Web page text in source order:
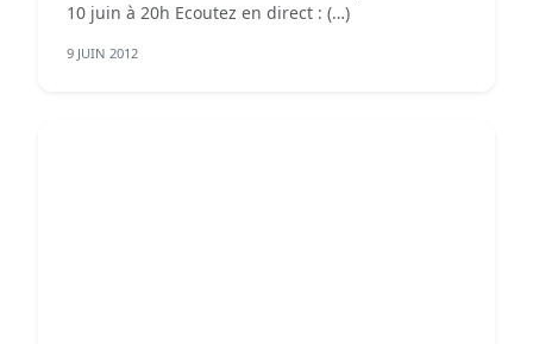
10 juin à 20h Ecoutez en direct : (…)
9 JUIN 2012